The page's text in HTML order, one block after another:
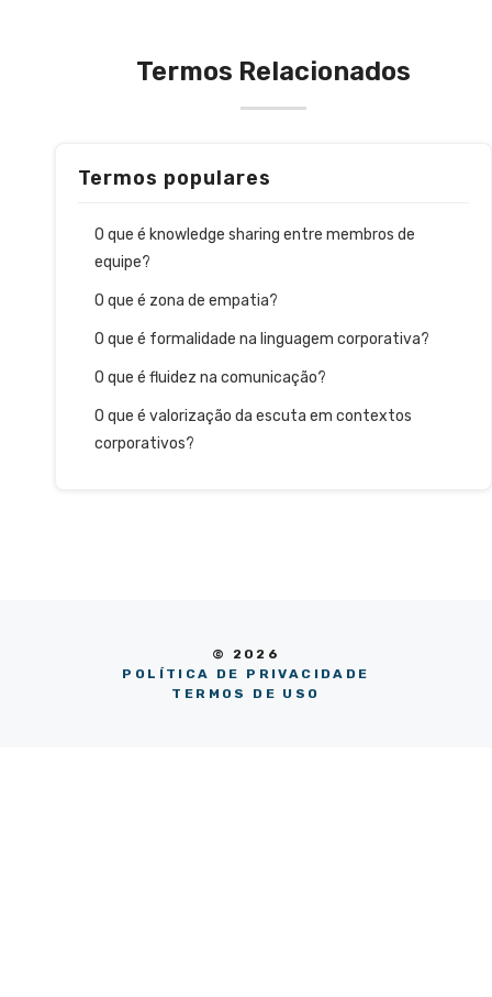
Termos Relacionados
Termos populares
O que é knowledge sharing entre membros de
equipe?
O que é zona de empatia?
O que é formalidade na linguagem corporativa?
O que é fluidez na comunicação?
O que é valorização da escuta em contextos
corporativos?
© 2026
POLÍTICA DE PRIVACIDADE
TERMOS DE USO